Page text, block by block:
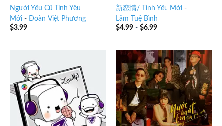
Người Yêu Cũ Tình Yêu
Mới- Đoàn Việt Phương
$3.99
新恋情/ Tình Yêu Mới-
Lâm Tuệ Bình
$4.99- $6.99